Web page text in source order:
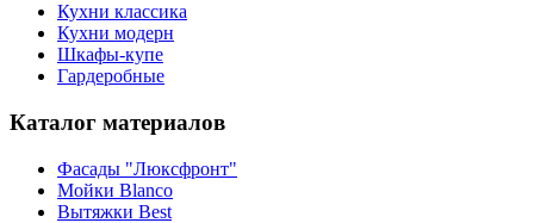
Кухни классика
Кухни модерн
Шкафы-купе
Гардеробные
Каталог материалов
Фасады "Люксфронт"
Мойки Blanco
Вытяжки Best